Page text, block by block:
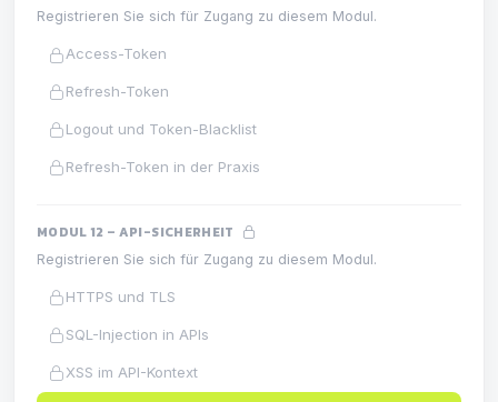
Registrieren Sie sich für Zugang zu diesem Modul.
Access-Token
Refresh-Token
Logout und Token-Blacklist
Refresh-Token in der Praxis
MODUL 12 – API-SICHERHEIT
Registrieren Sie sich für Zugang zu diesem Modul.
HTTPS und TLS
SQL-Injection in APIs
XSS im API-Kontext